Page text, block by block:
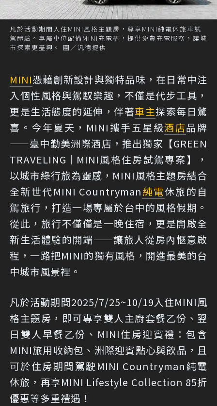
凡於活動期間入住MINI風格主題房，尊享MINI純電休旅車試
駕體驗。專屬車位配備MINI充電樁，提供免費充電服務，讓城
市探索更盡興。 圖／汎德提供
MINI憑藉創新設計與獨特品味，在日常中注
入個性風格與駕馭樂趣，不僅是代步工具，
更是生活態度的延伸，伴著車主探索每日驚
喜。今年夏天，MINI攜手五星級酒店品牌
——臺中勤美洲際酒店，推出獨家【GREEN
TRAVELING│MINI風格住房試駕專案】，
以城市綠行旅為靈感，MINI風格主題房結合
全新世代MINI Countryman純電休旅的自
駕旅行，打造一場專屬於台中的風格假期。
從此，旅行不僅僅是一晚住宿，更是開啟全
新生活體驗的開端——讓旅人從房內愜意啟
程，一路把MINI的獨有風格，開進最美的台
中城市風景裡。
凡於活動期間2025/7/25~10/19入住MINI風
格主題房，即可專享雙人主廚套餐乙份、翌
日雙人早餐乙份、MINI住房迎賓禮：包含
MINI旅用收納包、洲際迎賓點心與飲品，且
可於住房期間駕駛MINI Countryman純電
休旅，再享MINI Lifestyle Collection 85折
優惠等多重禮遇！